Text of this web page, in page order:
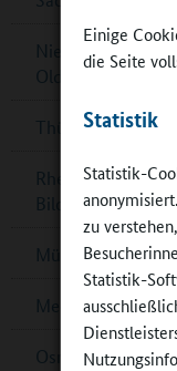
Einige
die Seite
Statistik
Statistik-
zu
Statistik-
Niedersachsen:
Oldenburg
Thüringen: Jahr
Rheinland-Pfalz:
Bildung
Mülheim: Preis
Mecklenburg-
Osnabrück: